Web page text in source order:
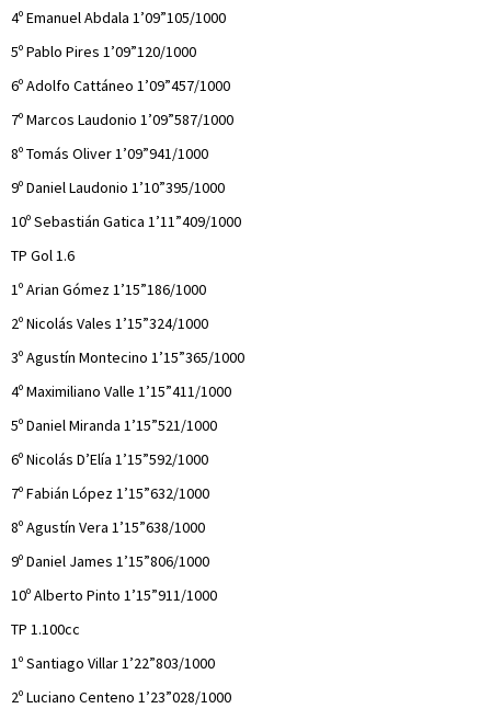
4º Emanuel Abdala 1’09”105/1000
5º Pablo Pires 1’09”120/1000
6º Adolfo Cattáneo 1’09”457/1000
7º Marcos Laudonio 1’09”587/1000
8º Tomás Oliver 1’09”941/1000
9º Daniel Laudonio 1’10”395/1000
10º Sebastián Gatica 1’11”409/1000
TP Gol 1.6
1º Arian Gómez 1’15”186/1000
2º Nicolás Vales 1’15”324/1000
3º Agustín Montecino 1’15”365/1000
4º Maximiliano Valle 1’15”411/1000
5º Daniel Miranda 1’15”521/1000
6º Nicolás D’Elía 1’15”592/1000
7º Fabián López 1’15”632/1000
8º Agustín Vera 1’15”638/1000
9º Daniel James 1’15”806/1000
10º Alberto Pinto 1’15”911/1000
TP 1.100cc
1º Santiago Villar 1’22”803/1000
2º Luciano Centeno 1’23”028/1000